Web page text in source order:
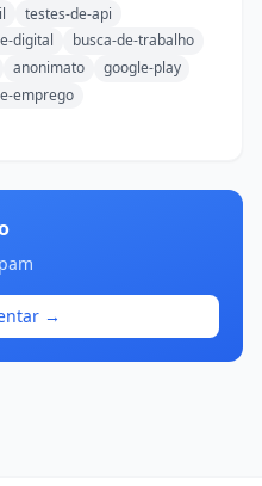
testes-de-api
digital
busca-de-trabalho
anonimato
google-play
emprego
→